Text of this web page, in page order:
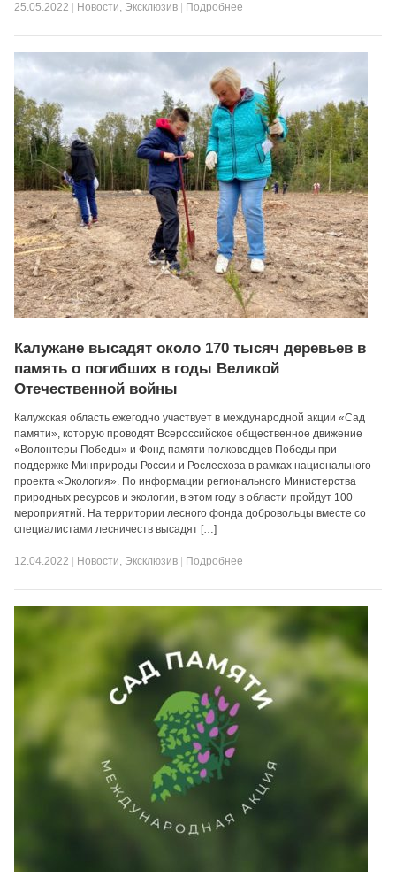
25.05.2022 Новости, Эксклюзив Подробнее
Калужане высадят около 170 тысяч деревьев в
память о погибших в годы Великой
Отечественной войны
Калужская область ежегодно участвует в международной акции «Сад
памяти», которую проводят Всероссийское общественное движение
«Волонтеры Победы» и Фонд памяти полководцев Победы при
поддержке Минприроды России и Рослесхоза в рамках национального
проекта «Экология». По информации регионального Министерства
природных ресурсов и экологии, в этом году в области пройдут 100
мероприятий. На территории лесного фонда добровольцы вместе со
специалистами лесничеств высадят […]
12.04.2022 Новости, Эксклюзив Подробнее